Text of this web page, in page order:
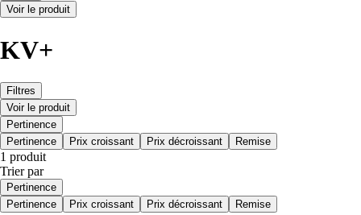
Voir le produit
KV+
Filtres
Voir le produit
Pertinence
Pertinence
Prix croissant Prix décroissant Remise
1 produit
Trier par
Pertinence
Pertinence
Prix croissant Prix décroissant Remise